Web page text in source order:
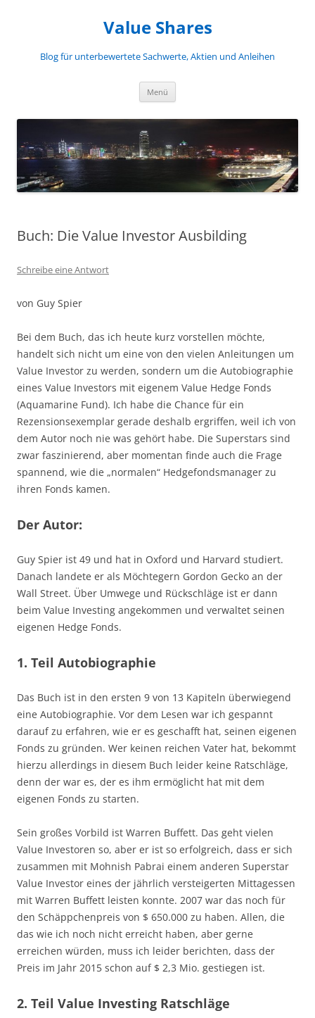
Value Shares
Blog für unterbewertete Sachwerte, Aktien und Anleihen
Menü
Buch: Die Value Investor Ausbilding
Schreibe eine Antwort
von Guy Spier
Bei dem Buch, das ich heute kurz vorstellen möchte,
handelt sich nicht um eine von den vielen Anleitungen um
Value Investor zu werden, sondern um die Autobiographie
eines Value Investors mit eigenem Value Hedge Fonds
(Aquamarine Fund). Ich habe die Chance für ein
Rezensionsexemplar gerade deshalb ergriffen, weil ich von
dem Autor noch nie was gehört habe. Die Superstars sind
zwar faszinierend, aber momentan finde auch die Frage
spannend, wie die „normalen“ Hedgefondsmanager zu
ihren Fonds kamen.
Der Autor:
Guy Spier ist 49 und hat in Oxford und Harvard studiert.
Danach landete er als Möchtegern Gordon Gecko an der
Wall Street. Über Umwege und Rückschläge ist er dann
beim Value Investing angekommen und verwaltet seinen
eigenen Hedge Fonds.
1. Teil Autobiographie
Das Buch ist in den ersten 9 von 13 Kapiteln überwiegend
eine Autobiographie. Vor dem Lesen war ich gespannt
darauf zu erfahren, wie er es geschafft hat, seinen eigenen
Fonds zu gründen. Wer keinen reichen Vater hat, bekommt
hierzu allerdings in diesem Buch leider keine Ratschläge,
denn der war es, der es ihm ermöglicht hat mit dem
eigenen Fonds zu starten.
Sein großes Vorbild ist Warren Buffett. Das geht vielen
Value Investoren so, aber er ist so erfolgreich, dass er sich
zusammen mit Mohnish Pabrai einem anderen Superstar
Value Investor eines der jährlich versteigerten Mittagessen
mit Warren Buffett leisten konnte. 2007 war das noch für
den Schäppchenpreis von $ 650.000 zu haben. Allen, die
das wie ich noch nicht erreicht haben, aber gerne
erreichen würden, muss ich leider berichten, dass der
Preis im Jahr 2015 schon auf $ 2,3 Mio. gestiegen ist.
2. Teil Value Investing Ratschläge